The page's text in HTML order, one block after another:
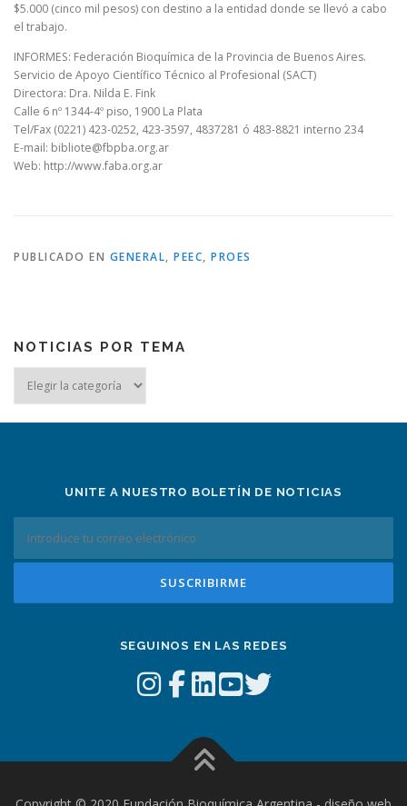
$5.000 (cinco mil pesos) con destino a la entidad donde se llevó a cabo
el trabajo.
INFORMES: Federación Bioquímica de la Provincia de Buenos Aires.
Servicio de Apoyo Científico Técnico al Profesional (SACT)
Directora: Dra. Nilda E. Fink
Calle 6 nº 1344-4º piso, 1900 La Plata
Tel/Fax (0221) 423-0252, 423-3597, 4837281 ó 483-8821 interno 234
E-mail: bibliote@fbpba.org.ar
Web: http://www.faba.org.ar
PUBLICADO EN GENERAL, PEEC, PROES
NOTICIAS POR TEMA
por
UNITE A NUESTRO BOLETÍN DE NOTICIAS
SEGUINOS EN LAS REDES